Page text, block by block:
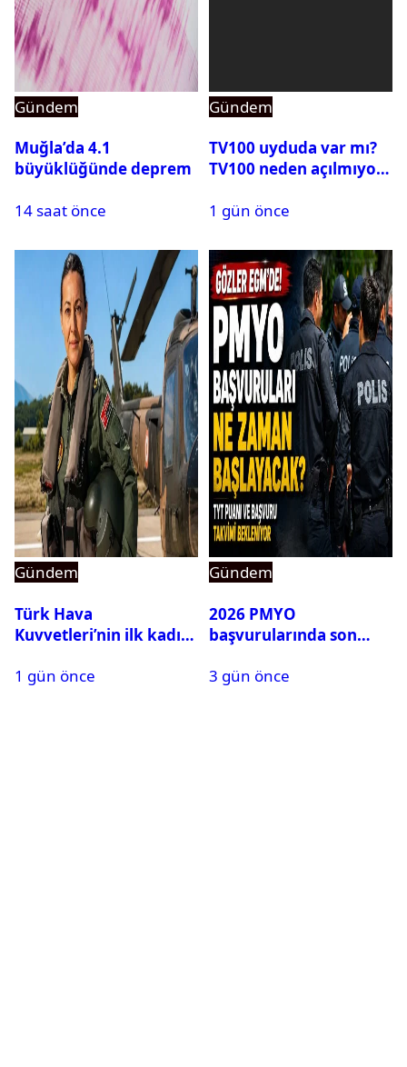
Gündem
Muğla’da 4.1
büyüklüğünde deprem
14 saat önce
Gündem
TV100 uyduda var mı?
TV100 neden açılmıyor?
1 gün önce
Gündem
Türk Hava
Kuvvetleri’nin ilk kadın
Karapınar hakkında
1 gün önce
Gündem
2026 PMYO
başvurularında son
3 gün önce